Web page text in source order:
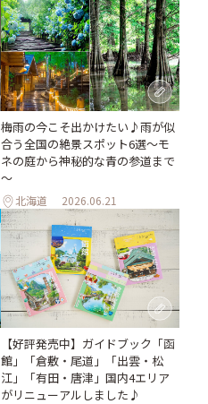
梅雨の今こそ出かけたい♪雨が似
合う全国の絶景スポット6選～モ
ネの庭から神秘的な青の参道まで
～
北海道 2026.06.21
【好評発売中】ガイドブック「函
館」「倉敷・尾道」「出雲・松
江」「有田・唐津」国内4エリア
がリニューアルしました♪